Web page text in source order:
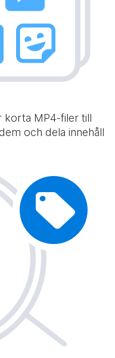
korta MP4-filer till
och dela innehåll